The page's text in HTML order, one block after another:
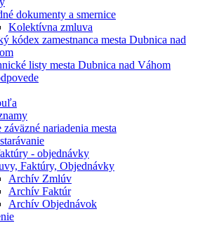
dokumenty a smernice
Kolektívna zmluva
kódex zamestnanca mesta Dubnica nad
listy mesta Dubnica nad Váhom
záväzné nariadenia mesta
- objednávky
Faktúry, Objednávky
Archív Zmlúv
Archív Faktúr
Archív Objednávok